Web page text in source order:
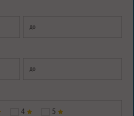
до
до
4 5